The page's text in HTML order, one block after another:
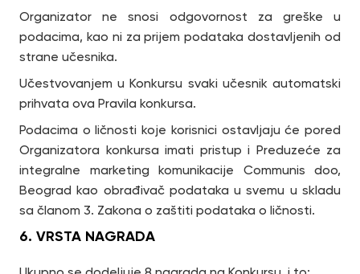
Organizator ne snosi odgovornost za greške u
podacima, kao ni za prijem podataka dostavljenih od
strane učesnika.
Učestvovanjem u Konkursu svaki učesnik automatski
prihvata ova Pravila konkursa.
Podacima o ličnosti koje korisnici ostavljaju će pored
Organizatora konkursa imati pristup i Preduzeće za
integralne marketing komunikacije Communis doo,
Beograd kao obrađivač podataka u svemu u skladu
sa članom 3. Zakona o zaštiti podataka o ličnosti.
6. VRSTA NAGRADA